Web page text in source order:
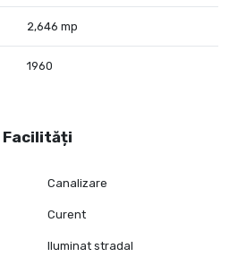
2,646 mp
1960
Facilități
Canalizare
Curent
Iluminat stradal